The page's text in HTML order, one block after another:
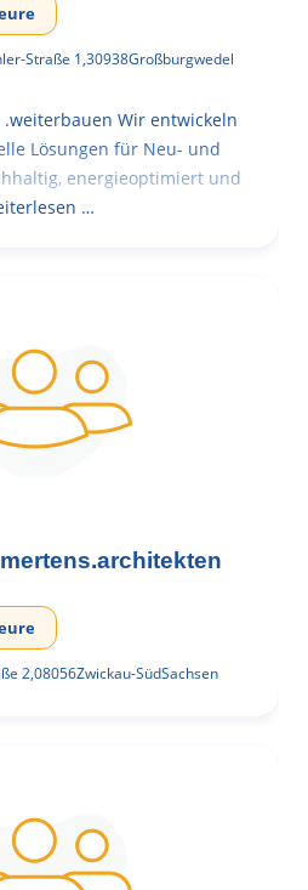
Straße 1,30938Großburgwedel
Wir entwickeln
Lösungen für Neu- und
energieoptimiert und
…
2,08056Zwickau-SüdSachsen